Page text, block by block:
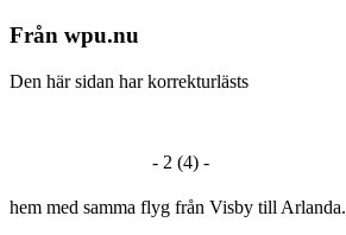
Från wpu.nu
Den här sidan har korrekturlästs
- 2 (4) -
hem med samma flyg från Visby till Arlanda.